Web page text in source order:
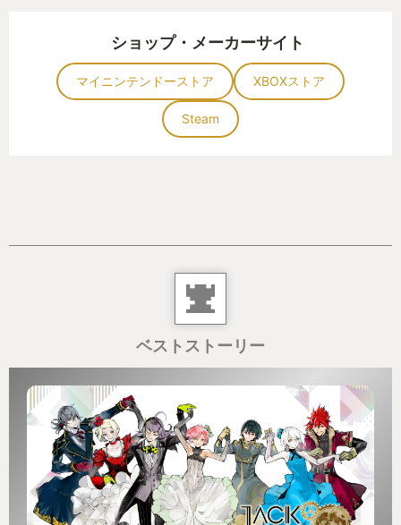
ショップ・メーカーサイト
マイニンテンドーストア XBOXストア
Steam
ベストストーリー